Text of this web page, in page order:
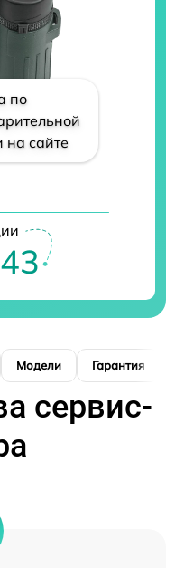
по
на сайте
Модели Гарантия
сервис-